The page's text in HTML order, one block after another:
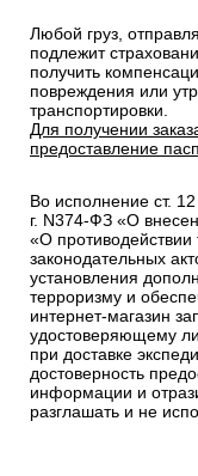
Любой груз,
подлежит
получить
повреждения или
транспортировки.
Для получении
предоставление
Во исполнение ст.
г. N374-ФЗ «О
«О
законодательных
установления
терроризму и
интернет-магазин
удостоверяющему
при доставке
достоверность
информации и
разглашать и не